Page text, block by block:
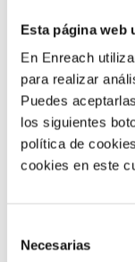
Esta página web
En Enreach
para realizar
Puedes
los siguientes
política de
cookies en este
Necesarias
que habló el
mejora mucho
En operaciones
contact center
llamadas y
inteligente y con
CONTINUA